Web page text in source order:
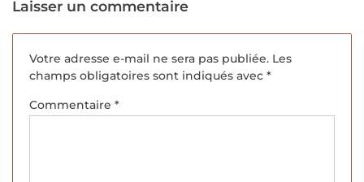
Laisser un commentaire
Votre adresse e-mail ne sera pas publiée. Les
champs obligatoires sont indiqués avec *
Commentaire *